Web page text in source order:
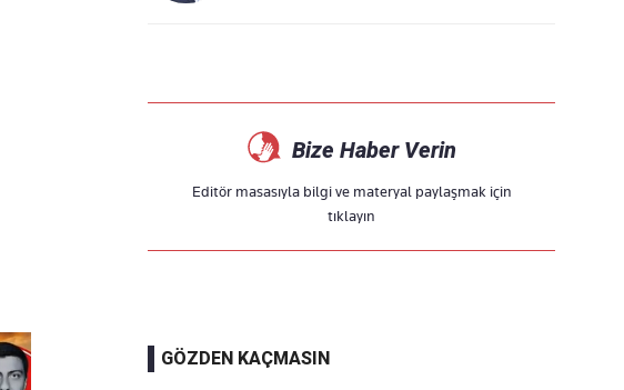
Bize Haber Verin
Editör masasıyla bilgi ve materyal paylaşmak için
tıklayın
GÖZDEN KAÇMASIN